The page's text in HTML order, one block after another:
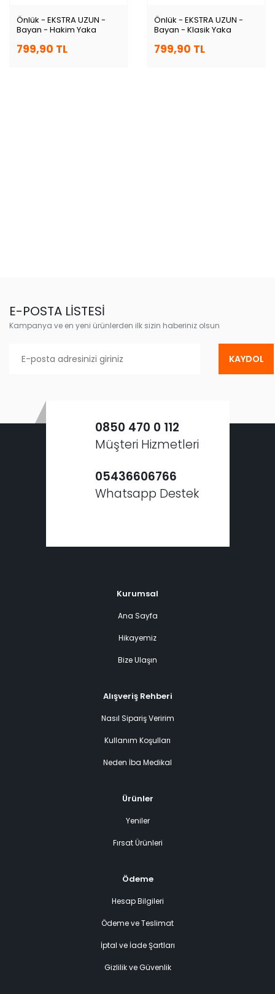
Önlük - EKSTRA UZUN -
Bayan - Hakim Yaka
799,90 TL
Önlük - EKSTRA UZUN -
Bayan - Klasik Yaka
799,90 TL
E-POSTA LİSTESİ
Kampanya ve en yeni ürünlerden ilk sizin haberiniz olsun
KAYDOL
0850 470 0 112
Müşteri Hizmetleri
05436606766
Whatsapp Destek
Kurumsal
Ana Sayfa
Hikayemiz
Bize Ulaşın
Alışveriş Rehberi
Nasıl Sipariş Veririm
Kullanım Koşulları
Neden İba Medikal
Ürünler
Yeniler
Fırsat Ürünleri
Ödeme
Hesap Bilgileri
Ödeme ve Teslimat
İptal ve İade Şartları
Gizlilik ve Güvenlik